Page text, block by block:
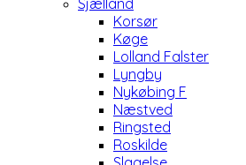
Sjælland
Korsør
Køge
Lolland Falster
Lyngby
Nykøbing F
Næstved
Ringsted
Roskilde